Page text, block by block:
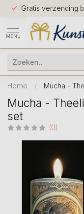
Gratis verzending
MENU
Home / Mucha -
Mucha -
set
(0)